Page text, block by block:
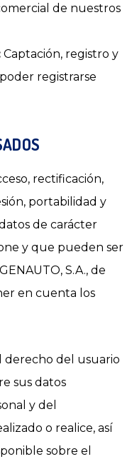
de nuestros
Captación, registro y
registrarse
rectificación,
portabilidad y
de carácter
y que pueden ser
S.A., de
en cuenta los
derecho del usuario
sus datos
y del
o realice, así
sobre el